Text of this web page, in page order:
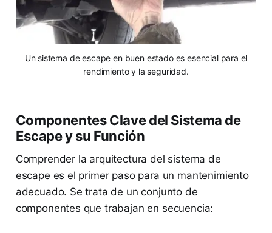
Un sistema de escape en buen estado es esencial para el
rendimiento y la seguridad.
Componentes Clave del Sistema de
Escape y su Función
Comprender la arquitectura del sistema de
escape es el primer paso para un mantenimiento
adecuado. Se trata de un conjunto de
componentes que trabajan en secuencia: